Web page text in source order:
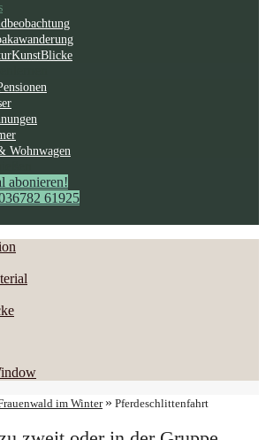
Wohnwagen
abonieren!
61925
im Winter » Pferdeschlittenfahrt